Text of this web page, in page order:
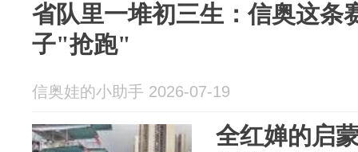
省队里一堆初三生：信奥这条
子"抢跑"
信奥娃的小助手 2026-07-19
全红婵的启